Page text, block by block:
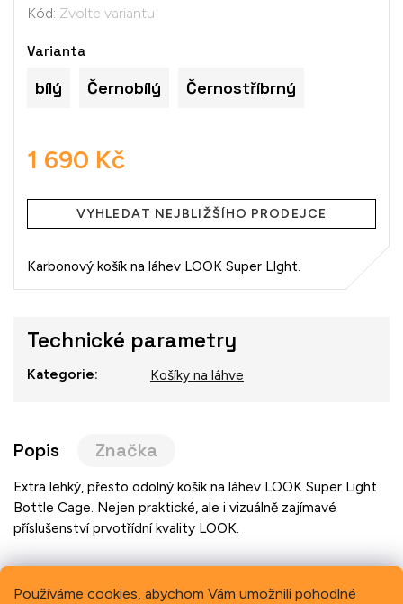
Používáme cookies, abychom Vám umožnili pohodlné
Kód: Zvolte variantu
1 690 Kč
cena:
VYHLEDAT NEJBLIŽŠÍHO PRODEJCE
Varianta
bílý Černobílý Černostříbrný
Karbonový košík na láhev LOOK Super LIght.
Technické parametry
Kategorie: Košíky na láhve
Popis Značka
Extra lehký, přesto odolný košík na láhev LOOK Super Light
Bottle Cage. Nejen praktické, ale i vizuálně zajímavé
příslušenství prvotřídní kvality LOOK.